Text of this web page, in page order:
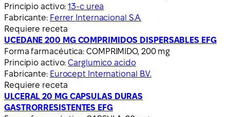
Principio activo:13-c urea
Fabricante: Ferrer Internacional S.A.
Requiere receta
UCEDANE 200 MG COMPRIMIDOS DISPERSABLES EFG
Forma farmacéutica: COMPRIMIDO, 200 mg
Principio activo:Carglumico acido
Fabricante: Eurocept International B.V.
Requiere receta
ULCERAL 20 MG CAPSULAS DURAS
GASTRORRESISTENTES EFG